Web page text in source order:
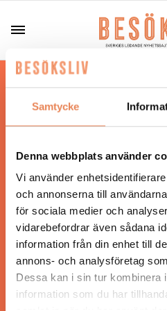
Samtycke
Denna webbplats använder
Vi använder
och annonserna till
för sociala medier och
vidarebefordrar även sådana
information från din enhet till
annons- och analysföretag
Dessa kan i sin tur kombinera
information som du har
Hos oss läser du
nyheter och snackisar
Besöksliv i sin tryckta
Tidningen ges
ANSVARIG
Jonas